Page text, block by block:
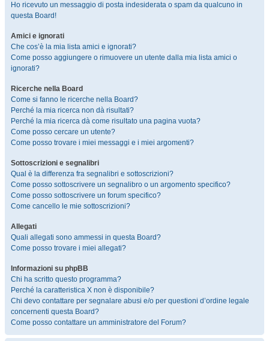
Ho ricevuto un messaggio di posta indesiderata o spam da qualcuno in
questa Board!
Amici e ignorati
Che cos’è la mia lista amici e ignorati?
Come posso aggiungere o rimuovere un utente dalla mia lista amici o
ignorati?
Ricerche nella Board
Come si fanno le ricerche nella Board?
Perché la mia ricerca non dà risultati?
Perché la mia ricerca dà come risultato una pagina vuota?
Come posso cercare un utente?
Come posso trovare i miei messaggi e i miei argomenti?
Sottoscrizioni e segnalibri
Qual è la differenza fra segnalibri e sottoscrizioni?
Come posso sottoscrivere un segnalibro o un argomento specifico?
Come posso sottoscrivere un forum specifico?
Come cancello le mie sottoscrizioni?
Allegati
Quali allegati sono ammessi in questa Board?
Come posso trovare i miei allegati?
Informazioni su phpBB
Chi ha scritto questo programma?
Perché la caratteristica X non è disponibile?
Chi devo contattare per segnalare abusi e/o per questioni d’ordine legale
concernenti questa Board?
Come posso contattare un amministratore del Forum?